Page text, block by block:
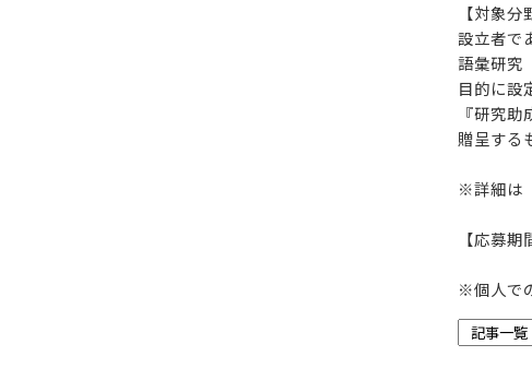
【対象
設立者で
語彙研究
目的に設
『研究
贈呈する
※詳細は
【応募
※個人で